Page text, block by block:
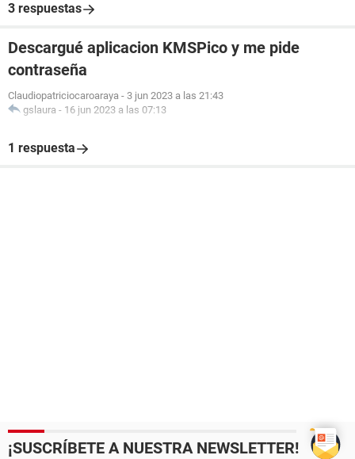
3 respuestas
Descargué aplicacion KMSPico y me pide
contraseña
Claudiopatriciocaroaraya - 3 jun 2023 a las 21:43
gslaura - 16 jun 2023 a las 07:13
1 respuesta
¡SUSCRÍBETE A NUESTRA NEWSLETTER!